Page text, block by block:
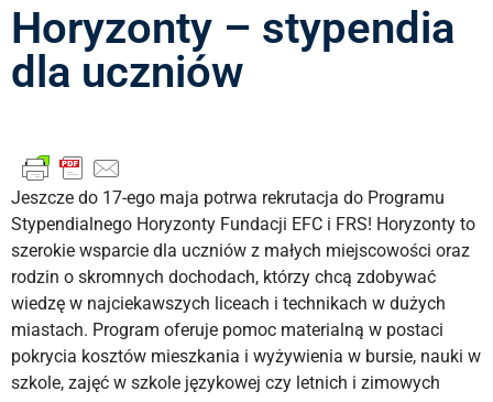
Horyzonty – stypendia
dla uczniów
Jeszcze do 17-ego maja potrwa rekrutacja do Programu
Stypendialnego Horyzonty Fundacji EFC i FRS! Horyzonty to
szerokie wsparcie dla uczniów z małych miejscowości oraz
rodzin o skromnych dochodach, którzy chcą zdobywać
wiedzę w najciekawszych liceach i technikach w dużych
miastach. Program oferuje pomoc materialną w postaci
pokrycia kosztów mieszkania i wyżywienia w bursie, nauki w
szkole, zajęć w szkole językowej czy letnich i zimowych